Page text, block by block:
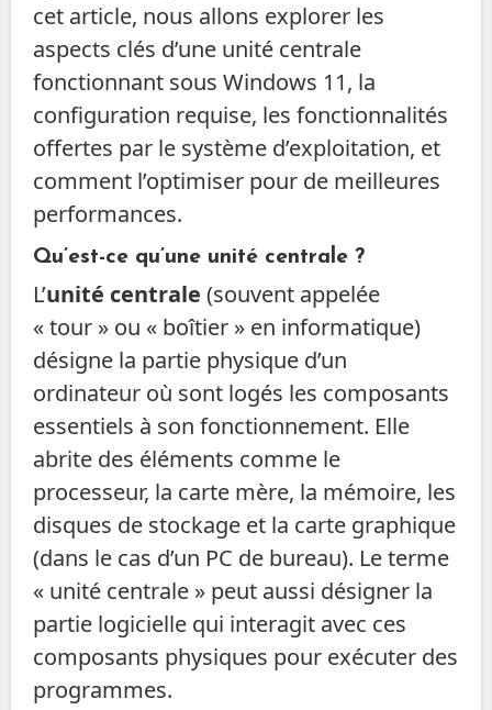
cet article, nous allons explorer les
aspects clés d’une unité centrale
fonctionnant sous Windows 11, la
configuration requise, les fonctionnalités
offertes par le système d’exploitation, et
comment l’optimiser pour de meilleures
performances.
Qu’est-ce qu’une unité centrale ?
L’unité centrale (souvent appelée
« tour » ou « boîtier » en informatique)
désigne la partie physique d’un
ordinateur où sont logés les composants
essentiels à son fonctionnement. Elle
abrite des éléments comme le
processeur, la carte mère, la mémoire, les
disques de stockage et la carte graphique
(dans le cas d’un PC de bureau). Le terme
« unité centrale » peut aussi désigner la
partie logicielle qui interagit avec ces
composants physiques pour exécuter des
programmes.